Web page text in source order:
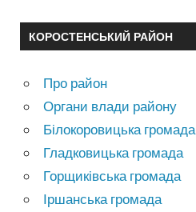
КОРОСТЕНСЬКИЙ РАЙОН
Про район
Органи влади району
Білокоровицька громада
Гладковицька громада
Горщиківська громада
Іршанська громада